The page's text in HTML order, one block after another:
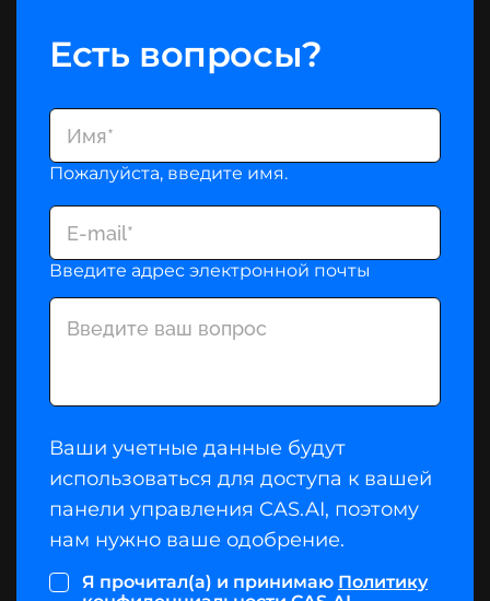
Есть вопросы?
Пожалуйста, введите имя.
Введите адрес электронной почты
Ваши учетные данные будут
использоваться для доступа к вашей
панели управления CAS.AI, поэтому
нам нужно ваше одобрение.
Я прочитал(а) и принимаю Политику